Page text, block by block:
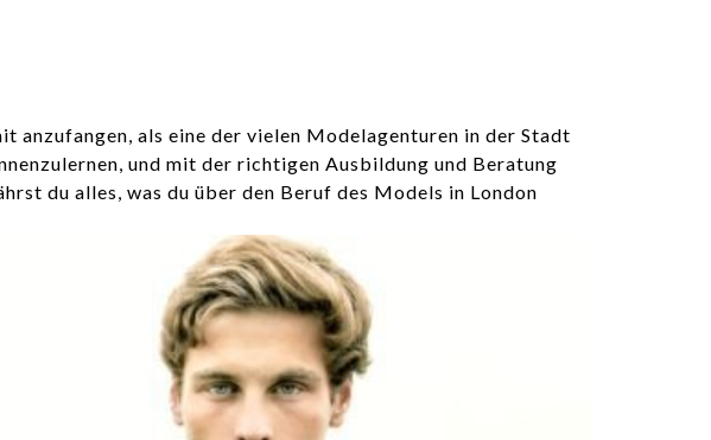
anzufangen, als eine der vielen Modelagenturen in der Stadt
und mit der richtigen Ausbildung und Beratung
du alles, was du über den Beruf des Models in London